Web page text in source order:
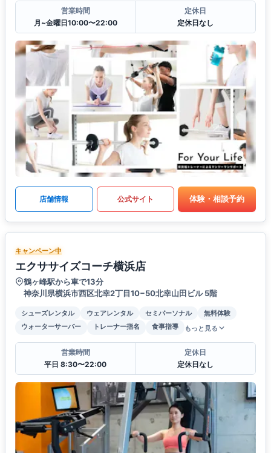
営業時間
月~金曜日10:00〜22:00
定休日
定休日なし
店舗情報 公式サイト 体験・相談予約
キャンペーン中
エクササイズコーチ横浜店
鶴ヶ峰駅から車で13分
神奈川県横浜市西区北幸2丁目10−50北幸山田ビル 5階
シューズレンタル ウェアレンタル セミパーソナル
無料体験
ウォーターサーバー
トレーナー指名 食事指導 もっと見る
営業時間
平日 8:30〜22:00
定休日
定休日なし